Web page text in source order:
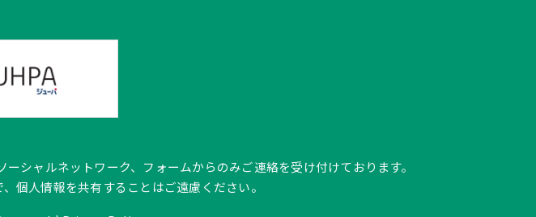
シャルネットワーク、フォームからのみご連絡を受け付けております。
個人情報を共有することはご遠慮ください。